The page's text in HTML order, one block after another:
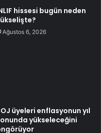
hissesi bugün neden
Ağustos 6, 2026
üyeleri enflasyonun yıl
yükseleceğini